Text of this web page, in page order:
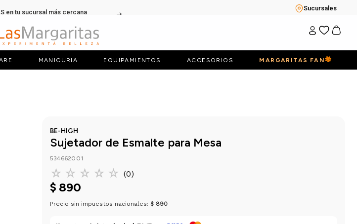
en tu sucursal más cercana
Sucursales
MANICURIA EQUIPAMIENTOS ACCESORIOS MARGARITAS FAN
BE-HIGH
Sujetador de Esmalte para Mesa
534662001
☆ ☆ ☆ ☆ ☆ (0)
$ 890
Precio sin impuestos nacionales: $ 890